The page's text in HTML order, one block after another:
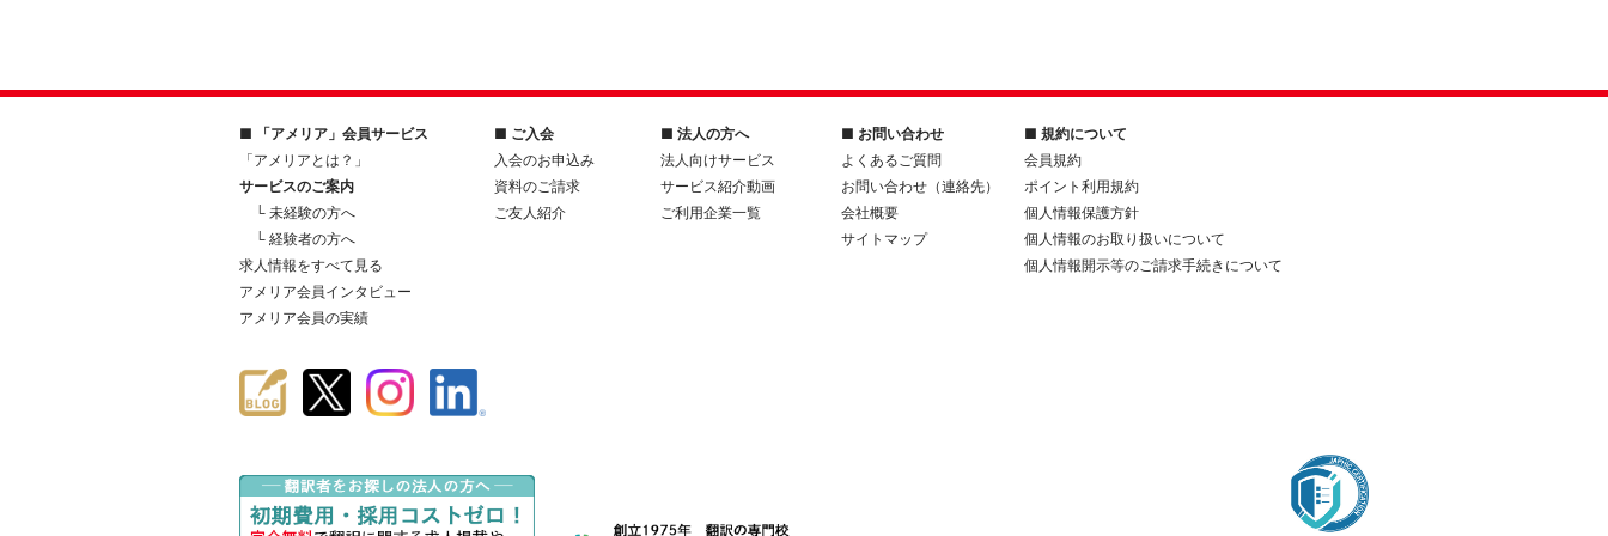
■ 「アメリア」会員サービス
「アメリアとは？」
サービスのご案内
└ 未経験の方へ
└ 経験者の方へ
求人情報をすべて見る
アメリア会員インタビュー
アメリア会員の実績
■ ご入会
入会のお申込み
資料のご請求
ご友人紹介
■ 法人の方へ
法人向けサービス
サービス紹介動画
ご利用企業一覧
■ お問い合わせ
よくあるご質問
お問い合わせ（連絡先）
会社概要
サイトマップ
■ 規約について
会員規約
ポイント利用規約
個人情報保護方針
個人情報のお取り扱いについて
個人情報開示等のご請求手続きについて